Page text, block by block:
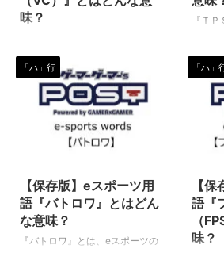
味？
は、eスポーツ全般の中で使われ
る専門用語です。（下に続く）
ボイスチャット（VC） 複数人が
同時に通話やり取りを行う事を可
能にするソフトウェアの事を指し
ます。 ボイスは音声（声）、チ
ャットはインターネットネットワ
（テキスト）やり取りを行うシス
テム、です。 これに映像が加わ
ると『ビデオチャット』となりま
す。 eスポーツ、特に多人数で同
時にプレイを行うゲーム種目（タ
『Ｔ
プレ
ル）
す。
ーピ
れる
や戦
ンシュ
FPS（
異な
でゲー
「ハ」行
【保存版】eスポーツ用
語『バトロワ』とはどん
な意味？
『バトロワ』とは、eスポーツの
「ハ」
【
語『
（
味？